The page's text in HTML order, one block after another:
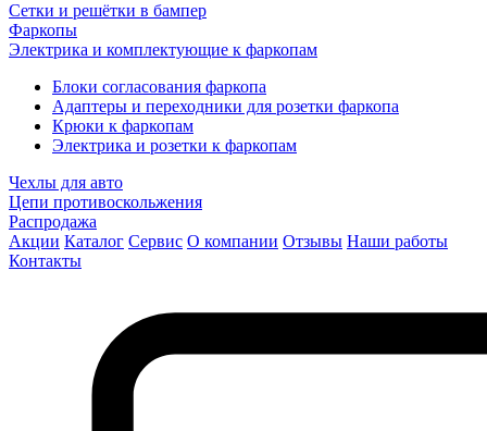
Сетки и решётки в бампер
Фаркопы
Электрика и комплектующие к фаркопам
Блоки согласования фаркопа
Адаптеры и переходники для розетки фаркопа
Крюки к фаркопам
Электрика и розетки к фаркопам
Чехлы для авто
Цепи противоскольжения
Распродажа
Акции Каталог Сервис О компании Отзывы Наши работы
Контакты